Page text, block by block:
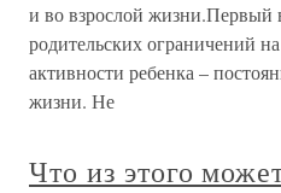
и во взрослой жизни.Первый
родительских ограничений
активности ребенка –
жизни. Не
Что из этого